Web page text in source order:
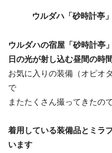
ウルダハ「砂時計亭
ウルダハの宿屋「砂時計亭
日の光が射し込む昼間の時
お気に入りの装備（オピオ
で
またたくさん撮ってきたの
着用している装備品とミラ
います